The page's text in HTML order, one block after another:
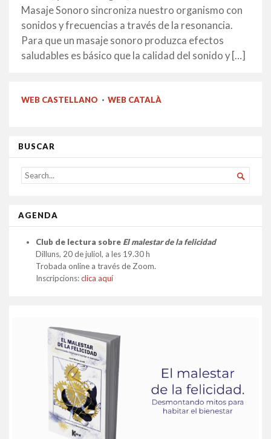
Masaje Sonoro sincroniza nuestro organismo con
sonidos y frecuencias a través de la resonancia.
Para que un masaje sonoro produzca efectos
saludables es básico que la calidad del sonido y […]
WEB CASTELLANO · WEB CATALÀ
BUSCAR
SEARCH
FOR...

AGENDA
Club de lectura sobre El malestar de la felicidad
Dilluns, 20 de juliol, a les 19.30 h
Trobada online a través de Zoom.
Inscripcions:clica aquí